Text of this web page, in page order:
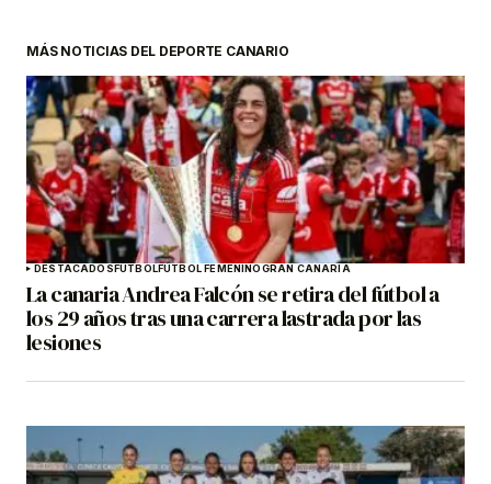
MÁS NOTICIAS DEL DEPORTE CANARIO
DESTACADOSFÚTBOLFÚTBOL FEMENINOGRAN CANARIA
La canaria Andrea Falcón se retira del fútbol a
los 29 años tras una carrera lastrada por las
lesiones